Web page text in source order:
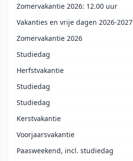
Zomervakantie 2026: 12.00 uur
Vakanties en vrije dagen 2026-2027
Zomervakantie 2026
Studiedag
Herfstvakantie
Studiedag
Studiedag
Kerstvakantie
Voorjaarsvakantie
Paasweekend, incl. studiedag